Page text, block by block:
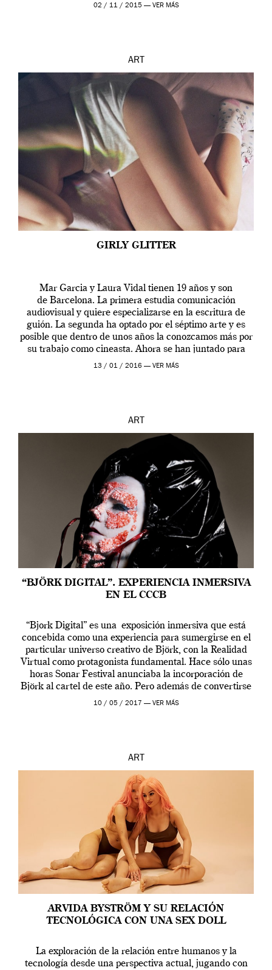
02 / 11 / 2015 — VER MÁS
ART
GIRLY GLITTER
Mar Garcia y Laura Vidal tienen 19 años y son
de Barcelona. La primera estudia comunicación
audiovisual y quiere especializarse en la escritura de
guión. La segunda ha optado por el séptimo arte y es
posible que dentro de unos años la conozcamos más por
su trabajo como cineasta. Ahora se han juntado para
contarnos una […]
13 / 01 / 2016 — VER MÁS
ART
“BJÖRK DIGITAL”. EXPERIENCIA INMERSIVA
EN EL CCCB
“Bjork Digital” es una exposición inmersiva que está
concebida como una experiencia para sumergirse en el
particular universo creativo de Björk, con la Realidad
Virtual como protagonista fundamental. Hace sólo unas
horas Sonar Festival anunciaba la incorporación de
Björk al cartel de este año. Pero además de convertirse
en una de las actuaciones más relevantes […]
10 / 05 / 2017 — VER MÁS
ART
ARVIDA BYSTRÖM Y SU RELACIÓN
TECNOLÓGICA CON UNA SEX DOLL
La exploración de la relación entre humanos y la
tecnología desde una perspectiva actual, jugando con